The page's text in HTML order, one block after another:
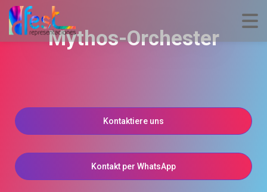
Mythos-Orchester
Kontaktiere uns
Kontakt per WhatsApp